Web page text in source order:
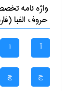
واژه نامه
حروف الفبا
آ ا
ج چ